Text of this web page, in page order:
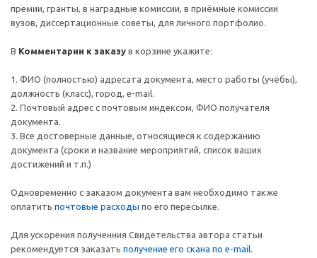
премии, гранты, в наградные комиссии, в приёмные комиссии
вузов, диссертационные советы, для личного портфолио.
В Комментарии к заказу в корзине укажите:
1. ФИО (полностью) адресата документа, место работы (учёбы),
должность (класс), город, e-mail.
2. Почтовый адрес c почтовым индексом, ФИО получателя
документа.
3. Все достоверные данные, относящиеся к содержанию
документа (сроки и название мероприятий, список ваших
достижений и т.п.)
Одновременно с заказом документа вам необходимо также
оплатить почтовые расходы по его пересылке.
Для ускорения полученния Свидетельства автора статьи
рекомендуется заказать получение его скана по e-mail.